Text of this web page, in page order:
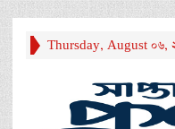
Thursday, August 06,